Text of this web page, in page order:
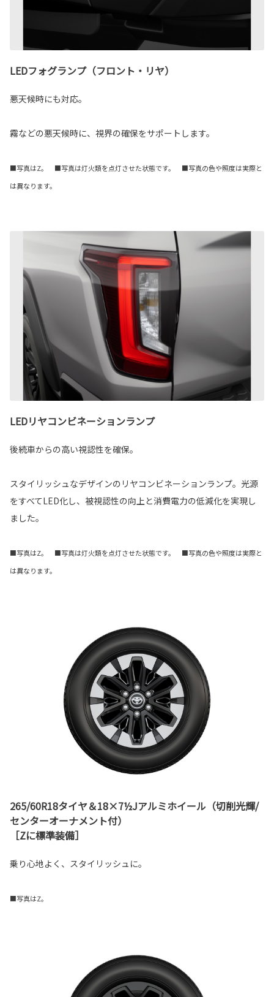
LEDフォグランプ（フロント・リヤ）
悪天候時にも対応。
霧などの悪天候時に、視界の確保をサポートします。
■写真はZ。 ■写真は灯火類を点灯させた状態です。 ■写真の色や照度は実際と
は異なります。
LEDリヤコンビネーションランプ
後続車からの高い視認性を確保。
スタイリッシュなデザインのリヤコンビネーションランプ。光源
をすべてLED化し、被視認性の向上と消費電力の低減化を実現し
ました。
■写真はZ。 ■写真は灯火類を点灯させた状態です。 ■写真の色や照度は実際と
は異なります。
265/60R18タイヤ＆18×7½Jアルミホイール（切削光輝/
センターオーナメント付）
［Zに標準装備］
乗り心地よく、スタイリッシュに。
■写真はZ。